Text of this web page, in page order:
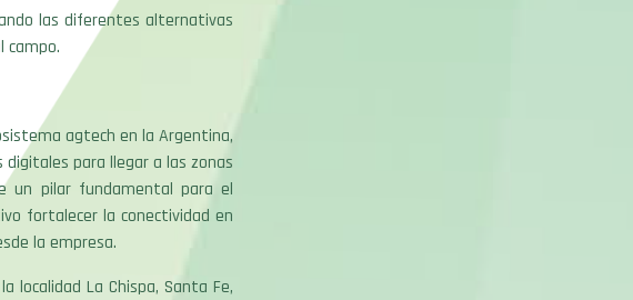
las diferentes alternativas
campo.
agtech en la Argentina,
para llegar a las zonas
un pilar fundamental para el
fortalecer la conectividad en
la empresa.
localidad La Chispa, Santa Fe,